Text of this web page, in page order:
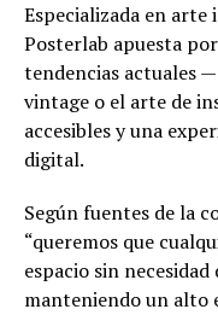
Especializada en arte
Posterlab apuesta
tendencias actuales
vintage o el arte de
accesibles y una
digital.
Según fuentes de la
“queremos que
espacio sin
manteniendo un alto